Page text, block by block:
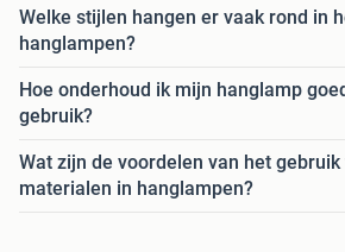
Welke stijlen hangen er vaak rond in
hanglampen?
Hoe onderhoud ik mijn hanglamp
gebruik?
Wat zijn de voordelen van het
materialen in hanglampen?